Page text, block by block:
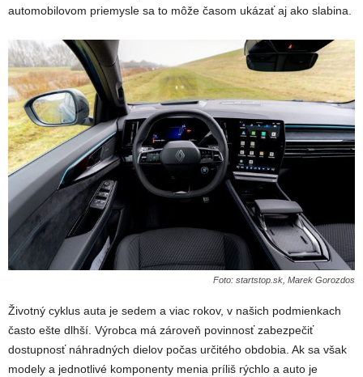
automobilovom priemysle sa to môže časom ukázať aj ako slabina.
Foto: startstop.sk, Marek Gorozdos
Životný cyklus auta je sedem a viac rokov, v našich podmienkach
často ešte dlhší. Výrobca má zároveň povinnosť zabezpečiť
dostupnosť náhradných dielov počas určitého obdobia. Ak sa však
modely a jednotlivé komponenty menia príliš rýchlo a auto je